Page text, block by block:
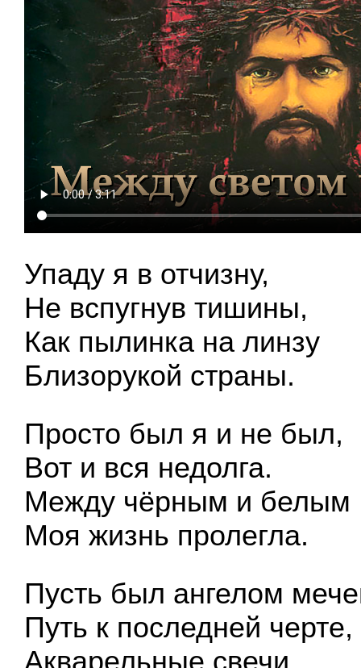
Упаду я в отчизну,
Не вспугнув тишины,
Как пылинка на линзу
Близорукой страны.
Просто был я и не был,
Вот и вся недолга.
Между чёрным и белым
Моя жизнь пролегла.
Пусть был ангелом
Путь к последней черте,
Акварельные свечи